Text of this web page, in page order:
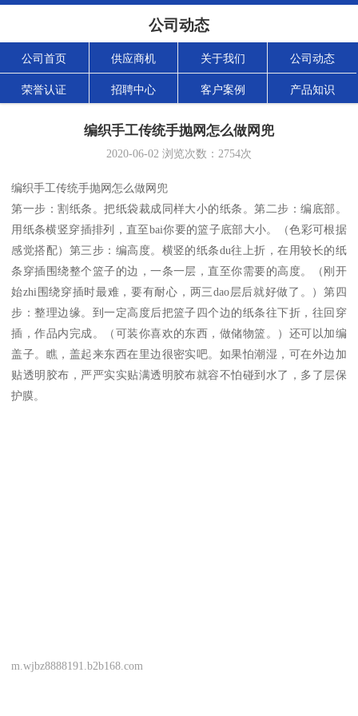
公司动态
公司首页 供应商机 关于我们 公司动态
荣誉认证 招聘中心 客户案例 产品知识
编织手工传统手抛网怎么做网兜
2020-06-02 浏览次数： 2754次
编织手工传统手抛网怎么做网兜
第一步：割纸条。把纸袋裁成同样大小的纸条。第二步：编底部。
用纸条横竖穿插排列，直至bai你要的篮子底部大小。（色彩可根据
感觉搭配）第三步：编高度。横竖的纸条du往上折，在用较长的纸
条穿插围绕整个篮子的边，一条一层，直至你需要的高度。（刚开
始zhi围绕穿插时最难，要有耐心，两三dao层后就好做了。）第四
步：整理边缘。到一定高度后把篮子四个边的纸条往下折，往回穿
插，作品内完成。（可装你喜欢的东西，做储物篮。）还可以加编
盖子。瞧，盖起来东西在里边很密实吧。如果怕潮湿，可在外边加
贴透明胶布，严严实实贴满透明胶布就容不怕碰到水了，多了层保
护膜。
m.wjbz8888191.b2b168.com